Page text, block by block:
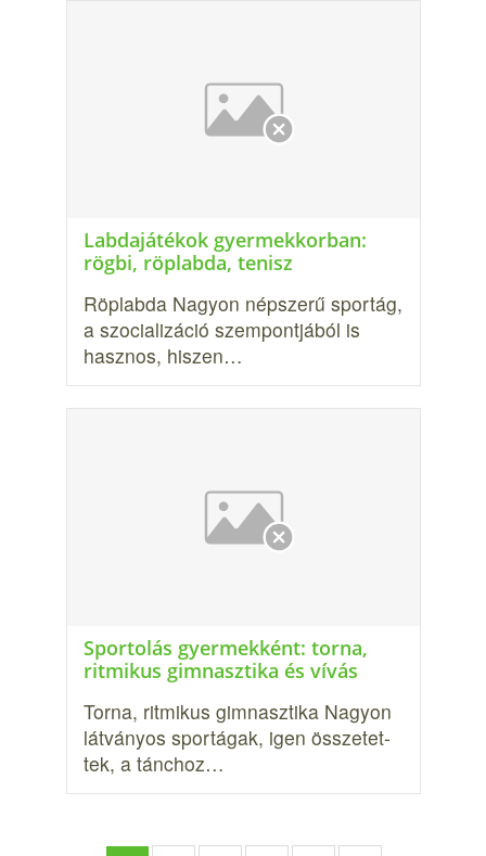
Labdajátékok gyermekkorban:
rögbi, röplabda, tenisz
Röplabda Nagyon népszerű sportág,
a szocializáció szempontjából is
hasznos, hiszen…
Sportolás gyermekként: torna,
ritmikus gimnasztika és vívás
Torna, ritmikus gimnasztika Nagyon
látványos sportágak, igen összetet­
tek, a tánchoz…